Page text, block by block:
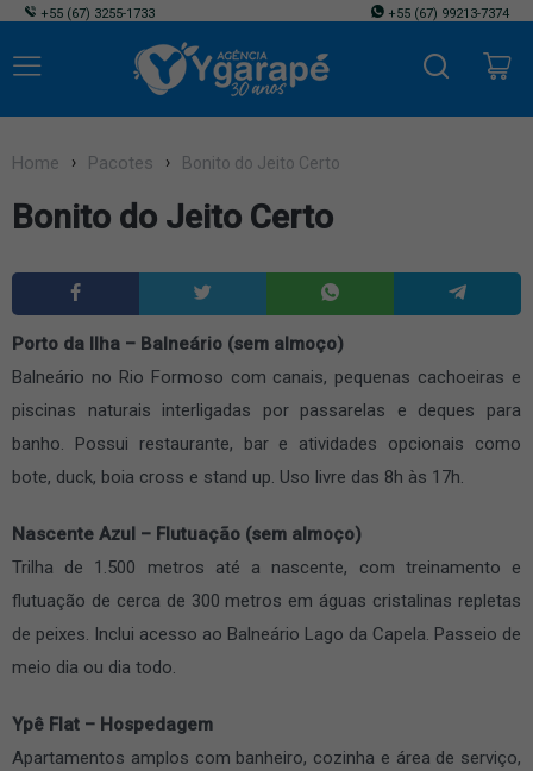
+55 (67) 3255-1733 +55 (67) 99213-7374
Home Pacotes Bonito do Jeito Certo
Bonito do Jeito Certo
Porto da Ilha – Balneário (sem almoço)
Balneário no Rio Formoso com canais, pequenas cachoeiras e
piscinas naturais interligadas por passarelas e deques para
banho. Possui restaurante, bar e atividades opcionais como
bote, duck, boia cross e stand up. Uso livre das 8h às 17h.
Nascente Azul – Flutuação (sem almoço)
Trilha de 1.500 metros até a nascente, com treinamento e
flutuação de cerca de 300 metros em águas cristalinas repletas
de peixes. Inclui acesso ao Balneário Lago da Capela. Passeio de
meio dia ou dia todo.
Ypê Flat – Hospedagem
Apartamentos amplos com banheiro, cozinha e área de serviço,